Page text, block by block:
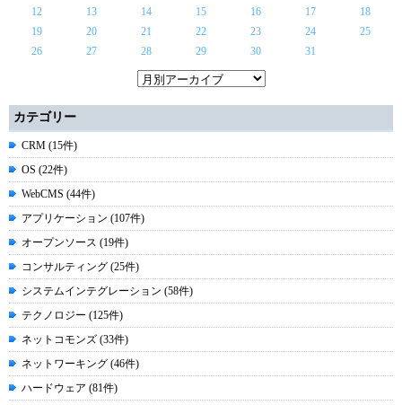
12
13 14 15 16 17
18
19
20 21 22 23 24
25
26
27 28 29 30 31
カテゴリー
CRM (15件)
OS (22件)
WebCMS (44件)
アプリケーション (107件)
オープンソース (19件)
コンサルティング (25件)
システムインテグレーション (58件)
テクノロジー (125件)
ネットコモンズ (33件)
ネットワーキング (46件)
ハードウェア (81件)